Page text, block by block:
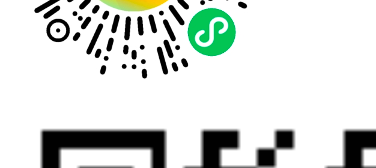
和内容，加入感兴
深度互动交流。
匿名 吐槽、二手闲
终会相遇～
乡情～
发现更多精彩内容
评论哦～
用户协议